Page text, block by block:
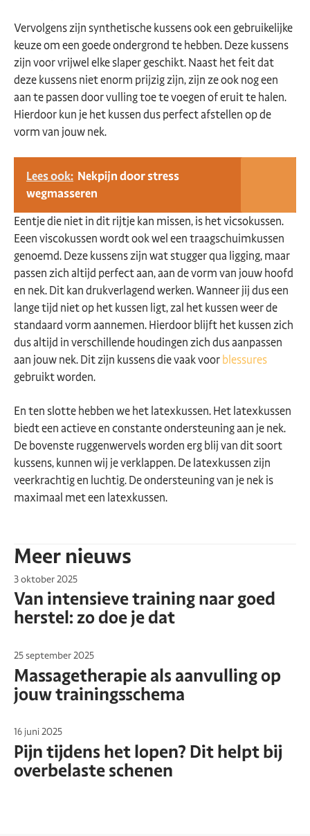
Vervolgens zijn synthetische kussens ook een gebruikelijke
keuze om een goede ondergrond te hebben. Deze kussens
zijn voor vrijwel elke slaper geschikt. Naast het feit dat
deze kussens niet enorm prijzig zijn, zijn ze ook nog een
aan te passen door vulling toe te voegen of eruit te halen.
Hierdoor kun je het kussen dus perfect afstellen op de
vorm van jouw nek.
Lees ook: Nekpijn door stress
wegmasseren
Eentje die niet in dit rijtje kan missen, is het vicsokussen.
Eeen viscokussen wordt ook wel een traagschuimkussen
genoemd. Deze kussens zijn wat stugger qua ligging, maar
passen zich altijd perfect aan, aan de vorm van jouw hoofd
en nek. Dit kan drukverlagend werken. Wanneer jij dus een
lange tijd niet op het kussen ligt, zal het kussen weer de
standaard vorm aannemen. Hierdoor blijft het kussen zich
dus altijd in verschillende houdingen zich dus aanpassen
aan jouw nek. Dit zijn kussens die vaak voorblessures
gebruikt worden.
En ten slotte hebben we het latexkussen. Het latexkussen
biedt een actieve en constante ondersteuning aan je nek.
De bovenste ruggenwervels worden erg blij van dit soort
kussens, kunnen wij je verklappen. De latexkussen zijn
veerkrachtig en luchtig. De ondersteuning van je nek is
maximaal met een latexkussen.
Meer nieuws
3 oktober 2025
Van intensieve training naar goed
herstel: zo doe je dat
25 september 2025
Massagetherapie als aanvulling op
jouw trainingsschema
16 juni 2025
Pijn tijdens het lopen? Dit helpt bij
overbelaste schenen